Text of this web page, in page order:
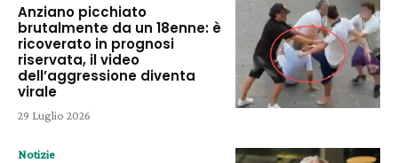
Anziano picchiato
brutalmente da un 18enne: è
ricoverato in prognosi
riservata, il video
dell’aggressione diventa
virale
29 Luglio 2026
Notizie